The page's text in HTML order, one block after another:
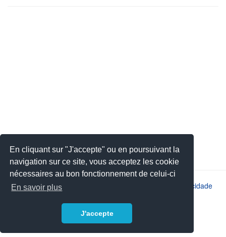
En cliquant sur "J'accepte" ou en poursuivant la
navigation sur ce site, vous acceptez les cookie
nécessaires au bon fonctionnement de celui-ci
En savoir plus
J'accepte
2026 © JSYS |Contato Política de privacidade